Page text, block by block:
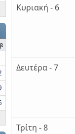
Κυριακή - 6
Δευτέρα - 7
Τρίτη - 8